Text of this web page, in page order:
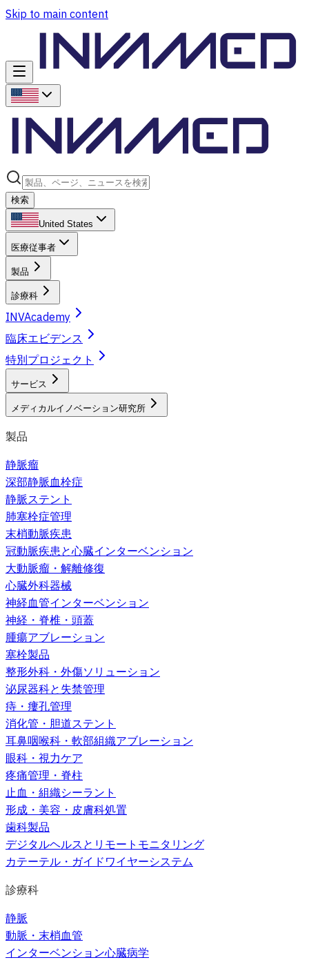
Skip to main content
検索
United States
医療従事者
製品
診療科
INVAcademy
臨床エビデンス
特別プロジェクト
サービス
メディカルイノベーション研究所
製品
静脈瘤
深部静脈血栓症
静脈ステント
肺塞栓症管理
末梢動脈疾患
冠動脈疾患と心臓インターベンション
大動脈瘤・解離修復
心臓外科器械
神経血管インターベンション
神経・脊椎・頭蓋
腫瘍アブレーション
塞栓製品
整形外科・外傷ソリューション
泌尿器科と失禁管理
痔・瘻孔管理
消化管・胆道ステント
耳鼻咽喉科・軟部組織アブレーション
眼科・視力ケア
疼痛管理・脊柱
止血・組織シーラント
形成・美容・皮膚科処置
歯科製品
デジタルヘルスとリモートモニタリング
カテーテル・ガイドワイヤーシステム
診療科
静脈
動脈・末梢血管
インターベンション心臓病学